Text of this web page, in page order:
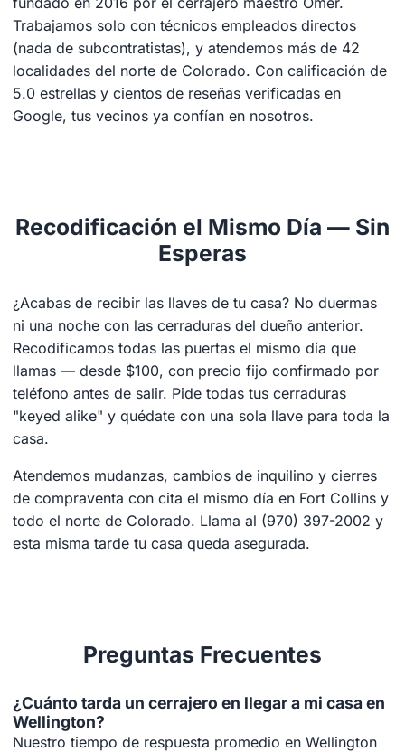
Trabajamos solo con técnicos empleados directos
(nada de subcontratistas), y atendemos más de 42
localidades del norte de Colorado. Con calificación de
5.0 estrellas y cientos de reseñas verificadas en
Google, tus vecinos ya confían en nosotros.
Recodificación el Mismo Día — Sin
Esperas
¿Acabas de recibir las llaves de tu casa? No duermas
ni una noche con las cerraduras del dueño anterior.
Recodificamos todas las puertas el mismo día que
llamas — desde $100, con precio fijo confirmado por
teléfono antes de salir. Pide todas tus cerraduras
"keyed alike" y quédate con una sola llave para toda la
casa.
Atendemos mudanzas, cambios de inquilino y cierres
de compraventa con cita el mismo día en Fort Collins y
todo el norte de Colorado. Llama al (970) 397-2002 y
esta misma tarde tu casa queda asegurada.
Preguntas Frecuentes
¿Cuánto tarda un cerrajero en llegar a mi casa en
Wellington?
Nuestro tiempo de respuesta promedio en Wellington